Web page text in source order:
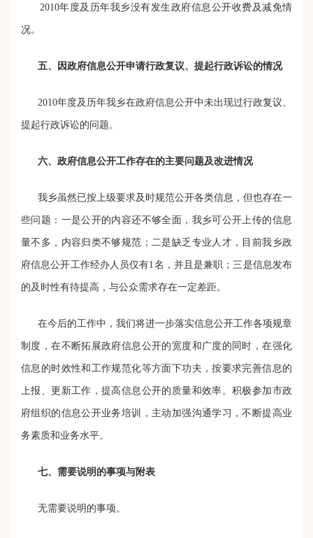
2010年度及历年我乡没有发生政府信息公开收费及减免情
况。
五、因政府信息公开申请行政复议、提起行政诉讼的情况
2010年度及历年我乡在政府信息公开中未出现过行政复议、
提起行政诉讼的问题。
六、政府信息公开工作存在的主要问题及改进情况
我乡虽然已按上级要求及时规范公开各类信息，但也存在一
些问题：一是公开的内容还不够全面，我乡可公开上传的信息
量不多，内容归类不够规范；二是缺乏专业人才，目前我乡政
府信息公开工作经办人员仅有1名，并且是兼职；三是信息发布
的及时性有待提高，与公众需求存在一定差距。
在今后的工作中，我们将进一步落实信息公开工作各项规章
制度，在不断拓展政府信息公开的宽度和广度的同时，在强化
信息的时效性和工作规范化等方面下功夫，按要求完善信息的
上报、更新工作，提高信息公开的质量和效率。积极参加市政
府组织的信息公开业务培训，主动加强沟通学习，不断提高业
务素质和业务水平。
七、需要说明的事项与附表
无需要说明的事项。